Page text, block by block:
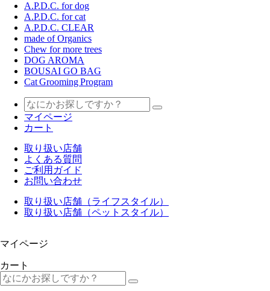
A.P.D.C. for dog
A.P.D.C. for cat
A.P.D.C. CLEAR
made of Organics
Chew for more trees
DOG AROMA
BOUSAI GO BAG
Cat Grooming Program
マイページ
カート
取り扱い店舗
よくある質問
ご利用ガイド
お問い合わせ
取り扱い店舗（ライフスタイル）
取り扱い店舗（ペットスタイル）
マイページ
カート